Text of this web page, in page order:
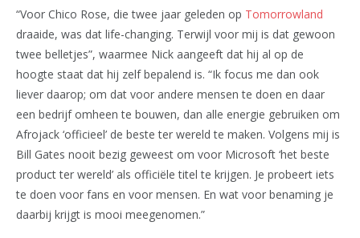
“Voor Chico Rose, die twee jaar geleden op Tomorrowland
draaide, was dat life-changing. Terwijl voor mij is dat gewoon
twee belletjes”, waarmee Nick aangeeft dat hij al op de
hoogte staat dat hij zelf bepalend is. “Ik focus me dan ook
liever daarop; om dat voor andere mensen te doen en daar
een bedrijf omheen te bouwen, dan alle energie gebruiken om
Afrojack ‘officieel’ de beste ter wereld te maken. Volgens mij is
Bill Gates nooit bezig geweest om voor Microsoft ‘het beste
product ter wereld’ als officiële titel te krijgen. Je probeert iets
te doen voor fans en voor mensen. En wat voor benaming je
daarbij krijgt is mooi meegenomen.”